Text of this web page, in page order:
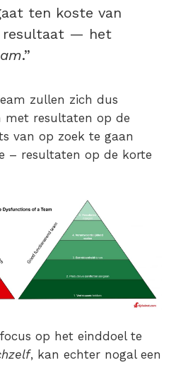
ten koste van
resultaat — het
.”
zullen zich dus
met resultaten op de
van op zoek te gaan
– resultaten op de korte
op het einddoel te
, kan echter nogal een